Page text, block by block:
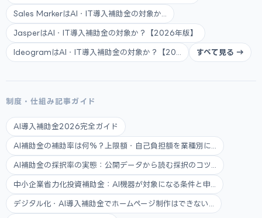
Sales MarkerはAI・IT導入補助金の対象か...
JasperはAI・IT導入補助金の対象か？【2026年版】
IdeogramはAI・IT導入補助金の対象か？【20... すべて見る →
制度・仕組み記事ガイド
AI導入補助金2026完全ガイド
AI補助金の補助率は何%？上限額・自己負担額を業種別に...
AI補助金の採択率の実態：公開データから読む採択のコツ...
中小企業省力化投資補助金：AI機器が対象になる条件と申...
デジタル化・AI導入補助金でホームページ制作はできない...